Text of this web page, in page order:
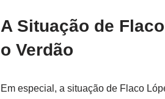
A Situação de
o Verdão
Em especial, a situação de Flaco